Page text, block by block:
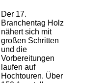
Der 17.
Branchentag Holz
nähert sich mit
großen Schritten
und die
Vorbereitungen
laufen auf
Hochtouren. Über